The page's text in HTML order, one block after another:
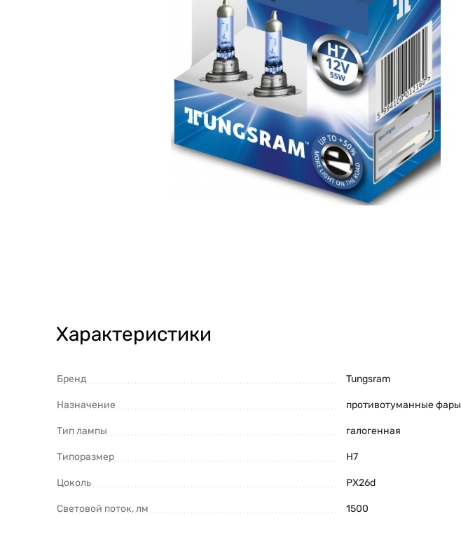
Характеристики
Бренд Tungsram
Назначение противотуманные фары
Тип лампы галогенная
Типоразмер H7
Цоколь PX26d
Световой поток, лм 1500